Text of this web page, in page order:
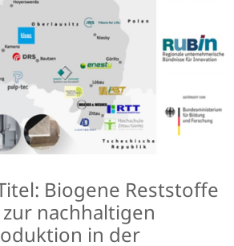
Biogene Reststoffe
nachhaltigen
in der